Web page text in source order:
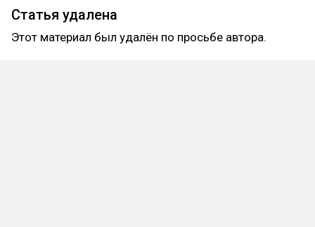
Статья удалена
Этот материал был удалён по просьбе автора.